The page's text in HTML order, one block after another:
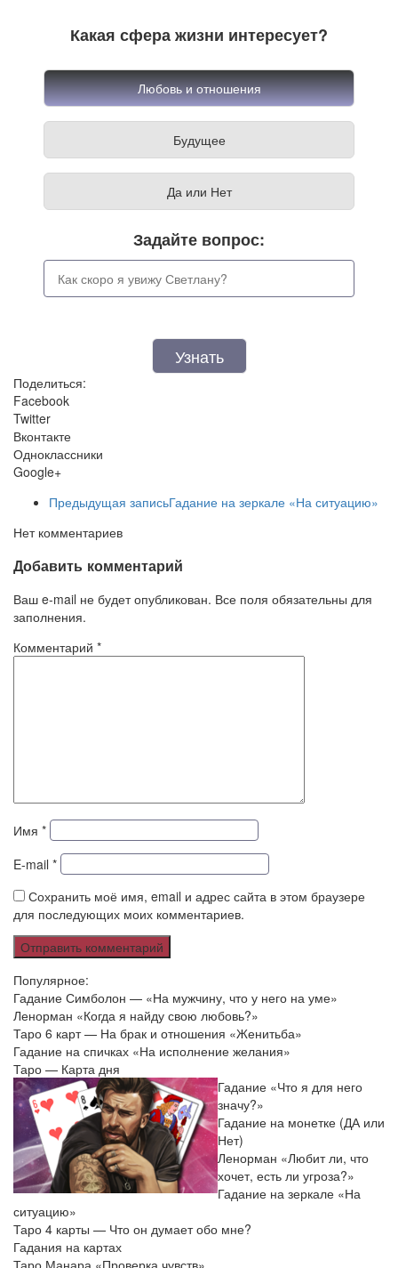
Какая сфера жизни интересует?
Любовь и отношения
Будущее
Да или Нет
Задайте вопрос:
Поделиться:
Facebook
Twitter
Вконтакте
Одноклассники
Google+
Предыдущая записьГадание на зеркале «На ситуацию»
Нет комментариев
Добавить комментарий
Ваш e-mail не будет опубликован. Все поля обязательны для
заполнения.
Комментарий *
Имя *
E-mail *
Сохранить моё имя, email и адрес сайта в этом браузере
для последующих моих комментариев.
Популярное:
Гадание Симболон — «На мужчину, что у него на уме»
Ленорман «Когда я найду свою любовь?»
Таро 6 карт — На брак и отношения «Женитьба»
Гадание на спичках «На исполнение желания»
Таро — Карта дня
Гадание «Что я для него
значу?»
Гадание на монетке (ДА или
Нет)
Ленорман «Любит ли, что
хочет, есть ли угроза?»
Гадание на зеркале «На
ситуацию»
Таро 4 карты — Что он думает обо мне?
Гадания на картах